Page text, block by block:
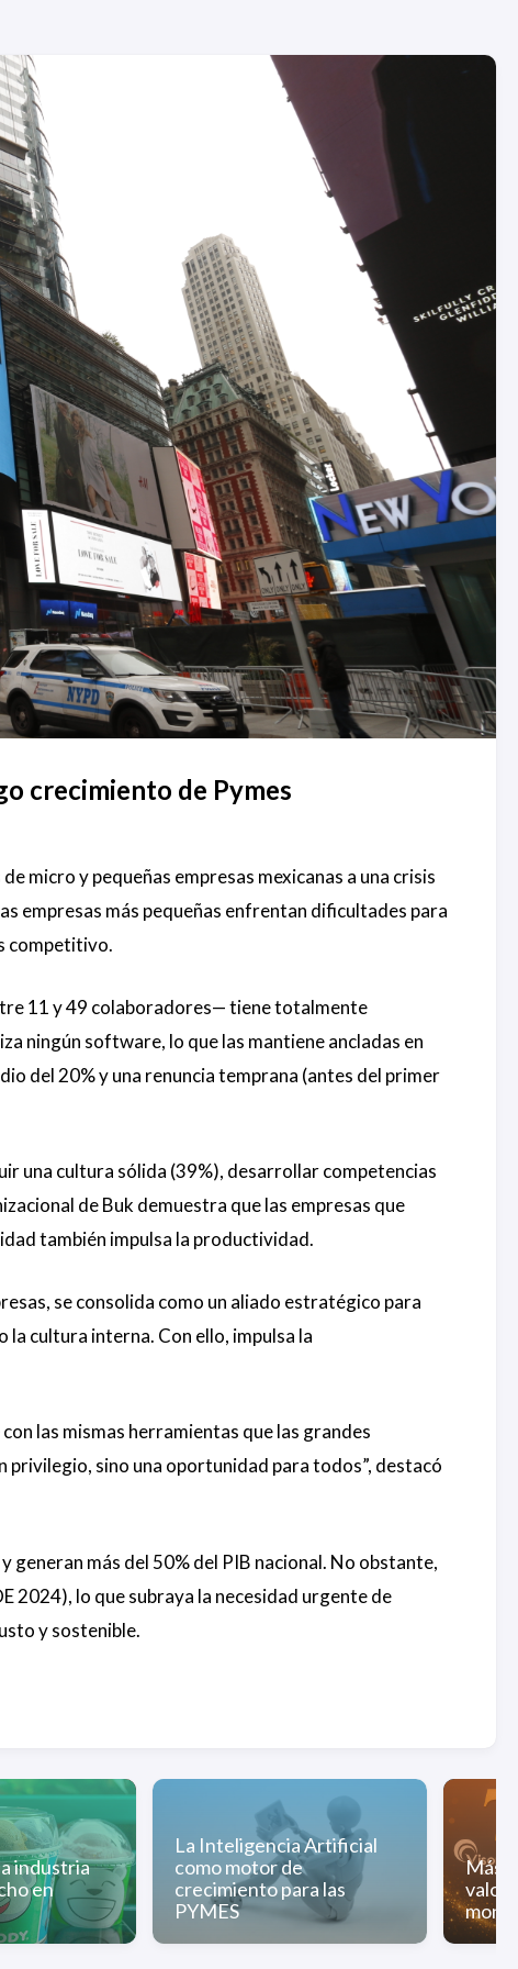
crecimiento de Pymes
micro y pequeñas empresas mexicanas a una crisis
empresas más pequeñas enfrentan dificultades para
competitivo.
11 y 49 colaboradores— tiene totalmente
ningún software, lo que las mantiene ancladas en
del 20% y una renuncia temprana (antes del primer
una cultura sólida (39%), desarrollar competencias
de Buk demuestra que las empresas que
también impulsa la productividad.
se consolida como un aliado estratégico para
cultura interna. Con ello, impulsa la
las mismas herramientas que las grandes
privilegio, sino una oportunidad para todos”, destacó
generan más del 50% del PIB nacional. No obstante,
2024), lo que subraya la necesidad urgente de
y sostenible.
industria
en
La Inteligencia Artificial
como motor de
crecimiento para las
PYMES
Más
valor